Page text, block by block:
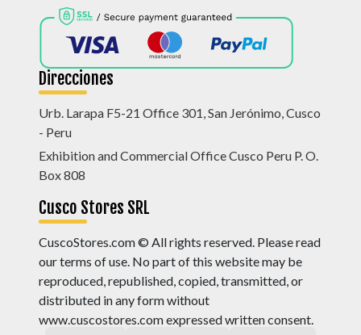
Direcciones
Urb. Larapa F5-21 Office 301, San Jerónimo, Cusco
- Peru
Exhibition and Commercial Office Cusco Peru P. O.
Box 808
Cusco Stores SRL
CuscoStores.com © All rights reserved. Please read
our terms of use. No part of this website may be
reproduced, republished, copied, transmitted, or
distributed in any form without
www.cuscostores.com expressed written consent.